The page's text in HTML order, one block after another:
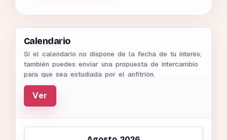
Calendario
Si el calendario no dispone de la fecha de tu interés,
también puedes enviar una propuesta de intercambio
para que sea estudiada por el anfitrión.
Ver